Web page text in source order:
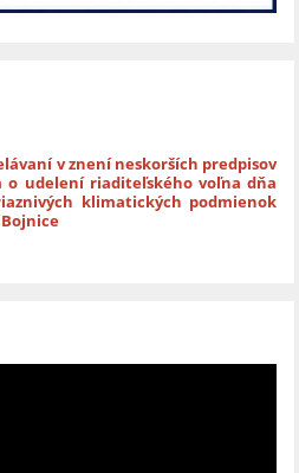
v znení neskorších predpisov
o udelení riaditeľského voľna dňa
klimatických podmienok